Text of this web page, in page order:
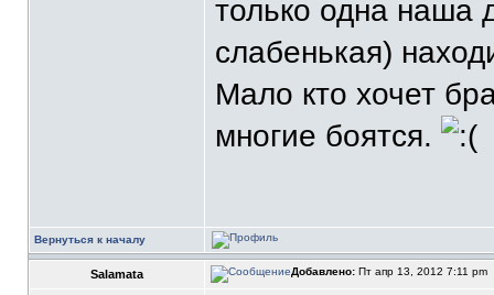
только одна наша
слабенькая)
Мало кто хочет
многие боятся.
Вернуться к началу
Salamata Добавлено: Пт апр 13, 2012 7:11 pm